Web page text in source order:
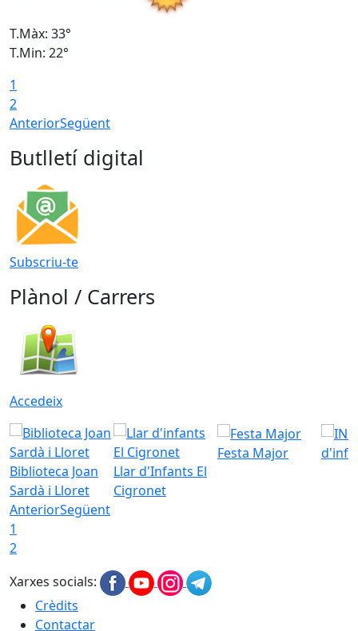
T.Màx: 33°
T.Min: 22°
1
2
AnteriorSegüent
Butlletí digital
Subscriu-te
Plànol / Carrers
Accedeix
Biblioteca Joan
Sardà i Lloret
Llar d'Infants El
Cigronet
Festa Major
AnteriorSegüent
1
2
Xarxes socials:
Crèdits
Contactar